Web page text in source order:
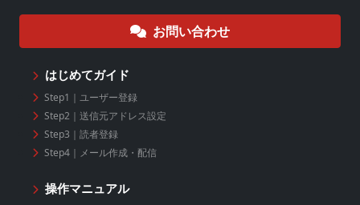
お問い合わせ
はじめてガイド
Step1｜ユーザー登録
Step2｜送信元アドレス設定
Step3｜読者登録
Step4｜メール作成・配信
操作マニュアル